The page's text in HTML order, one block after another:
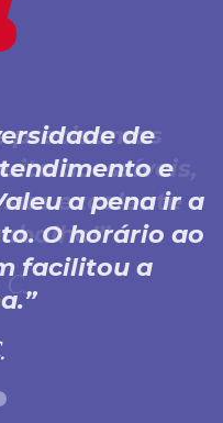
de
e
a pena ir a
O horário ao
facilitou a